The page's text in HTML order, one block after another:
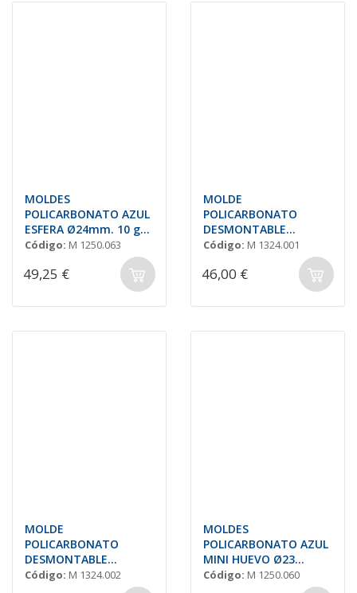
MOLDES
POLICARBONATO AZUL
ESFERA Ø24mm. 10 gr.
'S12'
Código: M 1250.063
49,25 €
MOLDE
POLICARBONATO
DESMONTABLE
SEMIESFERA LISA Ø25 -
Código: M 1324.001
46,00 €
MOLDE
POLICARBONATO
DESMONTABLE
SEMIESFERA RUGOSO
Código: M 1324.002
MOLDES
POLICARBONATO AZUL
MINI HUEVO Ø23
H=21mm. 10gr. 'S10'
Código: M 1250.060